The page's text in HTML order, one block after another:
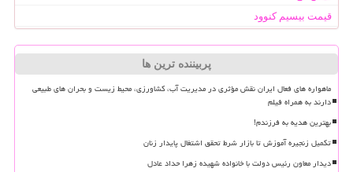
قیمت بیسیم کنوود
پربیننده ترین ها
ماهواره های فعال ایران نقش مؤثری در مدیریت آب، کشاورزی، محیط زیست و بحران های طبیعی
دارند به همراه فیلم
بهترین هدیه به فرزندم!
تکمیل زنجیره آموزش تا بازار شرط تحقق اشتغال پایدار زنان
دیدار معاون رئیس دولت با خانواده شهیده زهرا حداد عادل